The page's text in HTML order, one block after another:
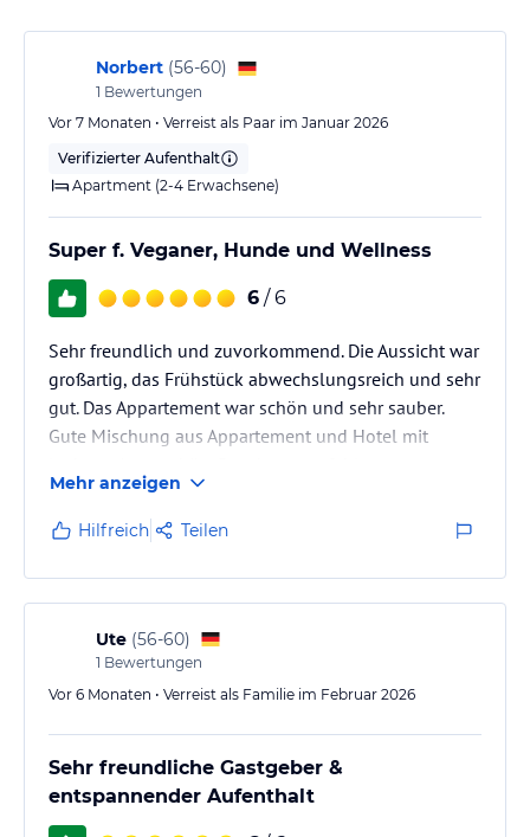
Weitläufige Wanderwege, Mountainbikestrecken u. Skiabfahrten
verlaufen vor unserer Haustüre, umgeben von Bergen, Wiesen u.
Die großen Attraktionen sind nur 2- 5 Minuten Fahrzeit oder eine
kleine Wanderung entfernt.
- Freizeit und Rodelparadies
- Waldwipfelweg
- Haus am Kopf
- Xperium ( Wissenschaftshaus )
- Freizeitpark Edelwies
- uvm...
- Finnische Sauna
- Solarium
- Massageangebot von unserer Hausmasseurin
- Aufenthaltsstüberl
- Sonnenterrasse
- Grillplatz
- Tischtennisplatte
- Boccia
- uvm...
Sonstige Einrichtungen und Services
Norbert (56-60)
1 Bewertungen
Vor 7 Monaten • Verreist als Paar im Januar 2026
Verifizierter Aufenthalt
Apartment (2-4 Erwachsene)
Super f. Veganer, Hunde und Wellness
6 / 6
Sehr freundlich und zuvorkommend. Die Aussicht war
großartig, das Frühstück abwechslungsreich und sehr
gut. Das Appartement war schön und sehr sauber.
Gute Mischung aus Appartement und Hotel mit
Mehr anzeigen
Hilfreich Teilen
Ute (56-60)
1 Bewertungen
Vor 6 Monaten • Verreist als Familie im Februar 2026
Sehr freundliche Gastgeber &
entspannender Aufenthalt